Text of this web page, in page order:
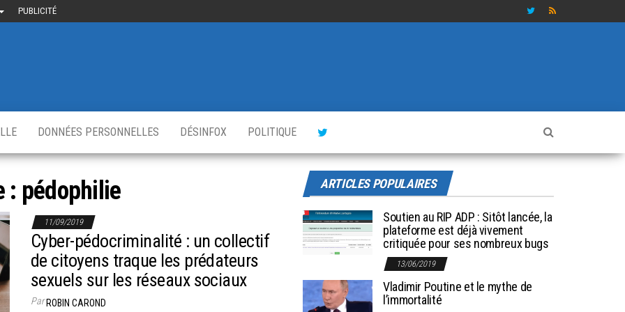
PUBLICITÉ
DONNÉES PERSONNELLES DÉSINFOX POLITIQUE
: pédophilie
11/09/2019
Cyber-pédocriminalité : un collectif
de citoyens traque les prédateurs
sexuels sur les réseaux sociaux
ParROBIN CAROND
ARTICLES POPULAIRES
Soutien au RIP ADP : Sitôt lancée, la
plateforme est déjà vivement
critiquée pour ses nombreux bugs
13/06/2019
Vladimir Poutine et le mythe de
l’immortalité